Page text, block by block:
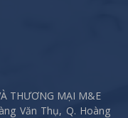
THƯƠNG MẠI M&E
Văn Thụ, Q. Hoàng